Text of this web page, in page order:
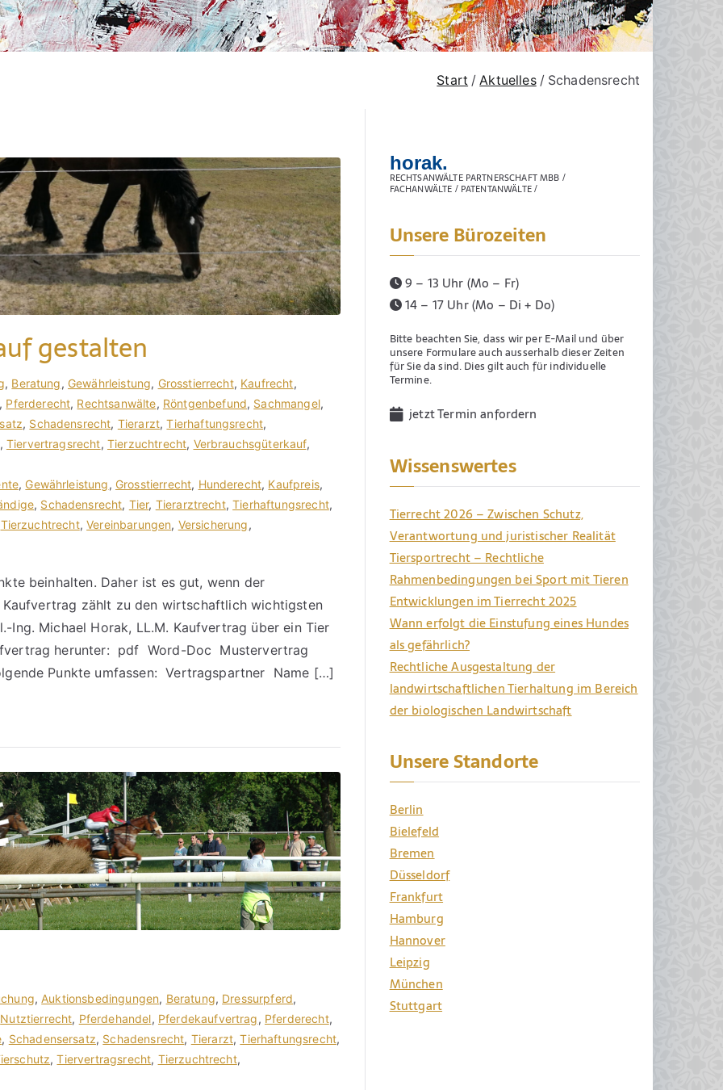
Start Aktuelles Schadensrecht
gestalten
, Beratung, Gewährleistung, Grosstierrecht, Kaufrecht,
, Pferderecht, Rechtsanwälte, Röntgenbefund, Sachmangel,
, Schadensrecht, Tierarzt,Tierhaftungsrecht,
, Tiervertragsrecht, Tierzuchtrecht, Verbrauchsgüterkauf,
, Gewährleistung, Grosstierrecht, Hunderecht, Kaufpreis,
, Schadensrecht, Tier, Tierarztrecht,Tierhaftungsrecht,
Tierzuchtrecht,Vereinbarungen, Versicherung,
beinhalten. Daher ist es gut, wenn der
zählt zu den wirtschaftlich wichtigsten
Ing. Michael Horak, LL.M. Kaufvertrag über ein Tier
herunter: pdf Word-Doc Mustervertrag
Punkte umfassen: Vertragspartner Name […]
, Auktionsbedingungen, Beratung, Dressurpferd,
Nutztierrecht, Pferdehandel, Pferdekaufvertrag, Pferderecht,
, Schadensersatz, Schadensrecht, Tierarzt,Tierhaftungsrecht,
,Tiervertragsrecht, Tierzuchtrecht,
horak.
RECHTSANWÄLTE PARTNERSCHAFT MBB /
FACHANWÄLTE / PATENTANWÄLTE /
Unsere Bürozeiten
9 – 13 Uhr (Mo – Fr)
14 – 17 Uhr (Mo – Di + Do)
Bitte beachten Sie, dass wir per E-Mail und über
unsere Formulare auch ausserhalb dieser Zeiten
für Sie da sind. Dies gilt auch für individuelle
Termine.
jetzt Termin anfordern
Wissenswertes
Tierrecht 2026 – Zwischen Schutz,
Verantwortung und juristischer Realität
Tiersportrecht – Rechtliche
Rahmenbedingungen bei Sport mit Tieren
Entwicklungen im Tierrecht 2025
Wann erfolgt die Einstufung eines Hundes
als gefährlich?
Rechtliche Ausgestaltung der
landwirtschaftlichen Tierhaltung im Bereich
der biologischen Landwirtschaft
Unsere Standorte
Berlin
Bielefeld
Bremen
Düsseldorf
Frankfurt
Hamburg
Hannover
Leipzig
München
Stuttgart